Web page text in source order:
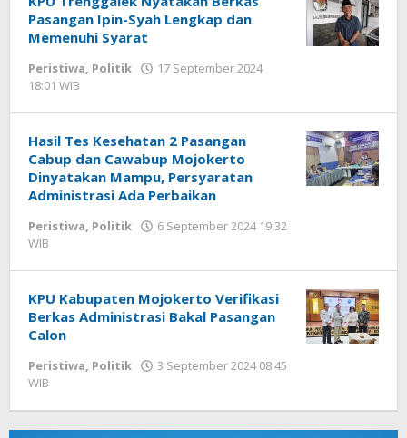
Pasangan Ipin-Syah Lengkap dan
Memenuhi Syarat
Peristiwa, Politik
17 September 2024
18:01 WIB
Hasil Tes Kesehatan 2 Pasangan
Cabup dan Cawabup Mojokerto
Dinyatakan Mampu, Persyaratan
Administrasi Ada Perbaikan
Peristiwa, Politik
6 September 2024 19:32
WIB
KPU Kabupaten Mojokerto Verifikasi
Berkas Administrasi Bakal Pasangan
Calon
Peristiwa, Politik
3 September 2024 08:45
WIB